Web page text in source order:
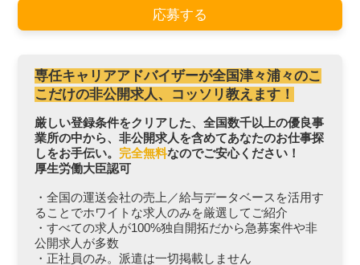
応募する
専任キャリアアドバイザーが全国津々浦々のこ
こだけの非公開求人、コッソリ教えます！
厳しい登録条件をクリアした、全国数千以上の優良事
業所の中から、非公開求人を含めてあなたのお仕事探
しをお手伝い。 完全無料なのでご安心ください！
厚生労働大臣認可
・全国の運送会社の売上／給与データベースを活用す
ることでホワイトな求人のみを厳選してご紹介
・すべての求人が100%独自開拓だから急募案件や非
公開求人が多数
・正社員のみ。派遣は一切掲載しません